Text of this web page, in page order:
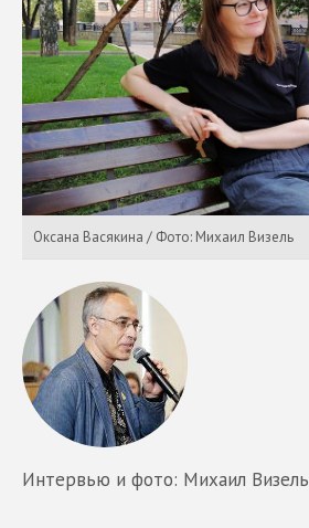
Оксана Васякина / Фото: Михаил Визель
Интервью и фото: Михаил Визель